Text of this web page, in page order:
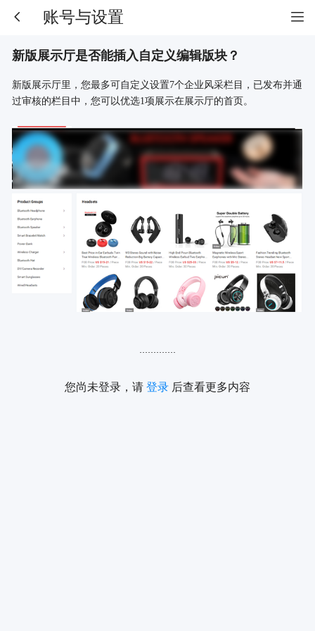
账号与设置
新版展示厅是否能插入自定义编辑版块？
新版展示厅里，您最多可自定义设置7个企业风采栏目，已发布并通
过审核的栏目中，您可以优选1项展示在展示厅的首页。
.............
您尚未登录，请登录 后查看更多内容